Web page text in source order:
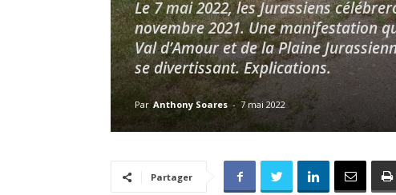
Le 7 mai 2022, les Jurassiens
novembre 2021. Une manifestation
Val d’Amour et de la Plaine
se divertissant. Explications.
Par Anthony Soares - 7 mai 2022
Partager